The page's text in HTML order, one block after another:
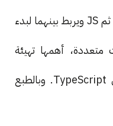
المطور ينشئ ملف HTML ثم CSS ثم JS ويربط بينهما لبدء
أهمها تهيئة
مشروع باستخدام إطار ذو أساس TypeScript. وبالطبع